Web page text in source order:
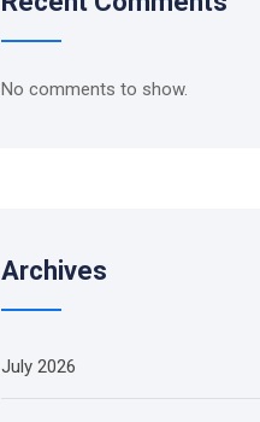
No comments to show.
Archives
July 2026